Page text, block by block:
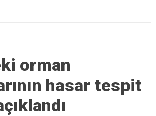
orman
hasar tespit